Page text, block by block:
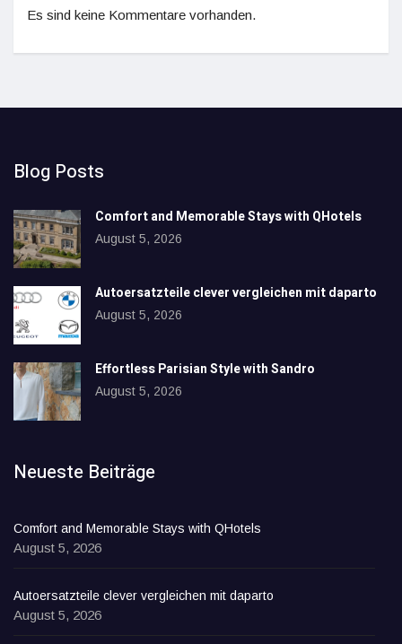
Es sind keine Kommentare vorhanden.
Blog Posts
Comfort and Memorable Stays with QHotels
August 5, 2026
Autoersatzteile clever vergleichen mit daparto
August 5, 2026
Effortless Parisian Style with Sandro
August 5, 2026
Neueste Beiträge
Comfort and Memorable Stays with QHotels
August 5, 2026
Autoersatzteile clever vergleichen mit daparto
August 5, 2026